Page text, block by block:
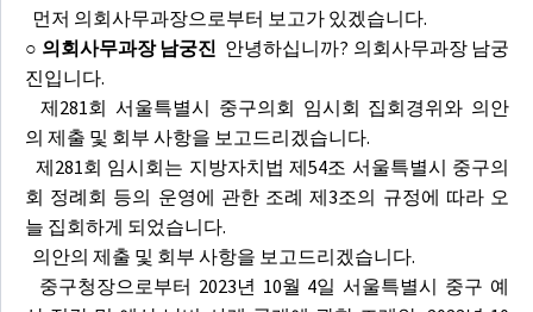
먼저 의회사무과장으로부터 보고가 있겠습니다.
○ 의회사무과장 남궁진 안녕하십니까? 의회사무과장 남궁
진입니다.
제281회 서울특별시 중구의회 임시회 집회경위와 의안
의 제출 및 회부 사항을 보고드리겠습니다.
제281회 임시회는 지방자치법 제54조 서울특별시 중구의
회 정례회 등의 운영에 관한 조례 제3조의 규정에 따라 오
늘 집회하게 되었습니다.
의안의 제출 및 회부 사항을 보고드리겠습니다.
중구청장으로부터 2023년 10월 4일 서울특별시 중구 예